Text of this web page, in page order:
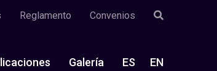
Reglamento Convenios
Galería ES EN